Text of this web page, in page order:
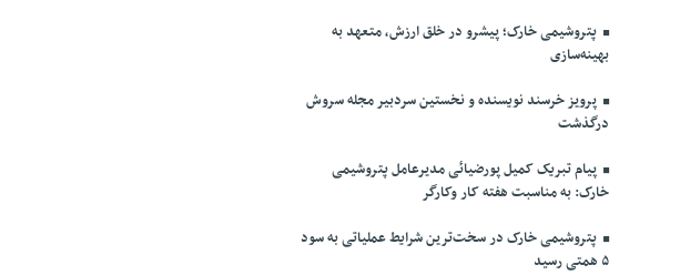
پتروشیمی خارک؛ پیشرو در خلق ارزش، متعهد به
بهینه‌سازی
پرویز خرسند نویسنده و نخستین سردبیر مجله سروش
درگذشت
پیام تبریک کمیل پورضیائی مدیرعامل پتروشیمی
خارک: به مناسبت هفته کار وکارگر
پتروشیمی خارک در سخت‌ترین شرایط عملیاتی به سود
۵ همتی رسید